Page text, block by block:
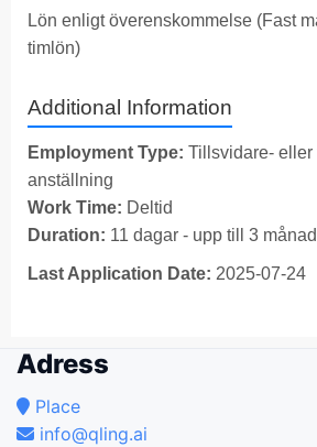
Lön enligt överenskommelse (Fast
timlön)
Additional Information
Employment Type: Tillsvidare- eller
anställning
Work Time: Deltid
Duration: 11 dagar - upp till 3
Last Application Date: 2025-07-24
Adress
Place
info@qling.ai